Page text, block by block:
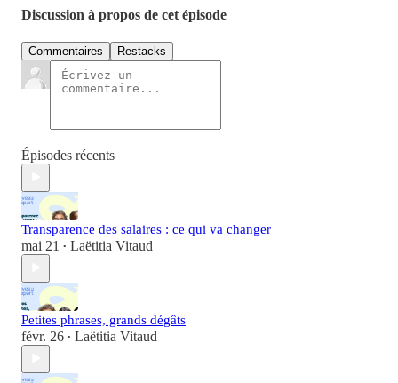
Discussion à propos de cet épisode
Commentaires Restacks
Épisodes récents
Transparence des salaires : ce qui va changer
mai 21 • Laëtitia Vitaud
Petites phrases, grands dégâts
févr. 26 • Laëtitia Vitaud